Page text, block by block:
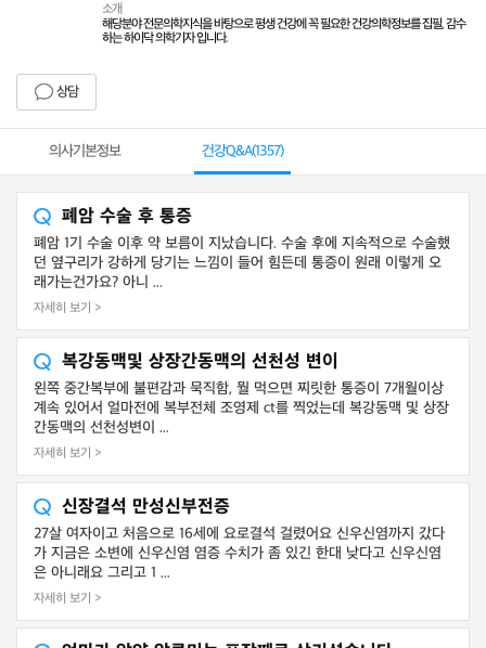
소개
해당분야 전문의학지식을 바탕으로 평생 건강에 꼭 필요한 건강의학정보를 집필, 감수
하는 하이닥 의학기자 입니다.
상담
의사기본정보 건강Q&A(1357)
폐암 수술 후 통증
폐암 1기 수술 이후 약 보름이 지났습니다. 수술 후에 지속적으로 수술했
던 옆구리가 강하게 당기는 느낌이 들어 힘든데 통증이 원래 이렇게 오
래가는건가요? 아니 ...
자세히 보기 >
복강동맥및 상장간동맥의 선천성 변이
왼쪽 중간복부에 불편감과 묵직함, 뭘 먹으면 찌릿한 통증이 7개월이상
계속 있어서 얼마전에 복부전체 조영제 ct를 찍었는데 복강동맥 및 상장
간동맥의 선천성변이 ...
자세히 보기 >
신장결석 만성신부전증
27살 여자이고 처음으로 16세에 요로결석 걸렸어요 신우신염까지 갔다
가 지금은 소변에 신우신염 염증 수치가 좀 있긴 한대 낮다고 신우신염
은 아니래요 그리고 1 ...
자세히 보기 >